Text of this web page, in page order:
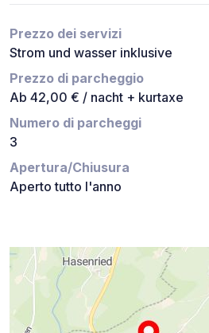
Prezzo dei servizi
Strom und wasser inklusive
Prezzo di parcheggio
Ab 42,00 € / nacht + kurtaxe
Numero di parcheggi
3
Apertura/Chiusura
Aperto tutto l'anno